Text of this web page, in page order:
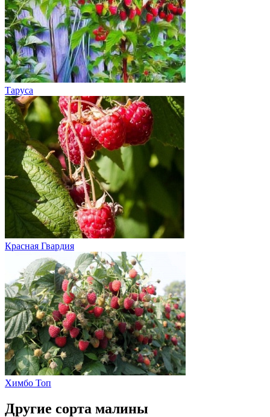
Таруса
Красная Гвардия
Химбо Топ
Другие сорта малины